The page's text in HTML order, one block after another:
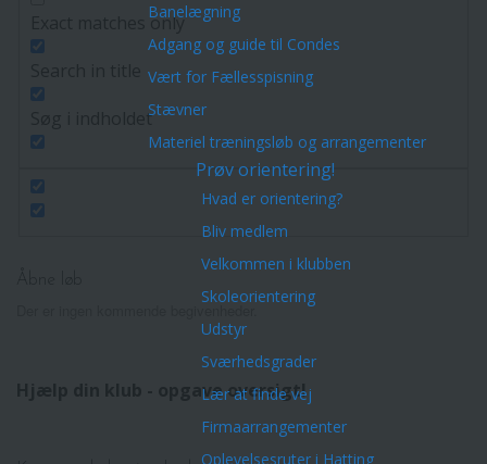
Banelægning
Adgang og guide til Condes
Vært for Fællesspisning
Stævner
Materiel træningsløb og arrangementer
Prøv orientering!
Hvad er orientering?
Bliv medlem
Velkommen i klubben
Skoleorientering
Udstyr
Sværhedsgrader
Lær at finde vej
Firmaarrangementer
Oplevelsesruter i Hatting
Exact matches only
Søg i indholdet
Hjælp din klub - opgave oversigt!